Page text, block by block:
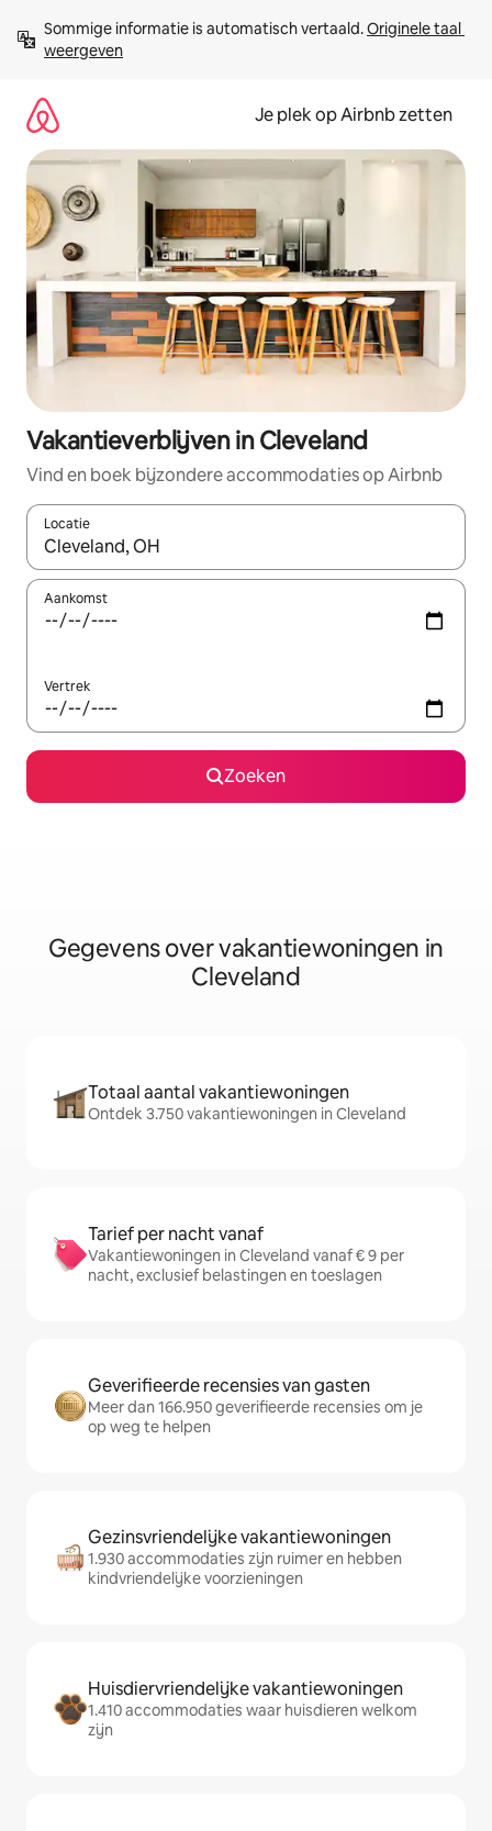
direct
naar
Sommige informatie is automatisch vertaald. Originele taal
weergeven
Je plek op Airbnb zetten
Vakantieverblijven in Cleveland
Vind en boek bijzondere accommodaties op Airbnb
Locatie
Wanneer er resultaten beschikbaar zijn, maak je een keuze
Aankomst
Vertrek
Zoeken
Gegevens over vakantiewoningen in
Cleveland
Totaal aantal vakantiewoningen
Ontdek 3.750 vakantiewoningen in Cleveland
Tarief per nacht vanaf
Vakantiewoningen in Cleveland vanaf € 9 per
nacht, exclusief belastingen en toeslagen
Geverifieerde recensies van gasten
Meer dan 166.950 geverifieerde recensies om je
op weg te helpen
Gezinsvriendelijke vakantiewoningen
1.930 accommodaties zijn ruimer en hebben
kindvriendelijke voorzieningen
Huisdiervriendelijke vakantiewoningen
1.410 accommodaties waar huisdieren welkom
zijn